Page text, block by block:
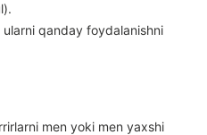
ularni qanday foydalanishni
men yoki men yaxshi